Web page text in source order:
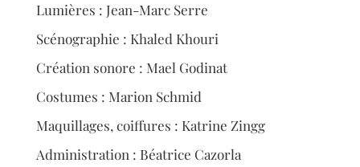
Lumières : Jean-Marc Serre
Scénographie : Khaled Khouri
Création sonore : Mael Godinat
Costumes : Marion Schmid
Maquillages, coiffures : Katrine Zingg
Administration : Béatrice Cazorla